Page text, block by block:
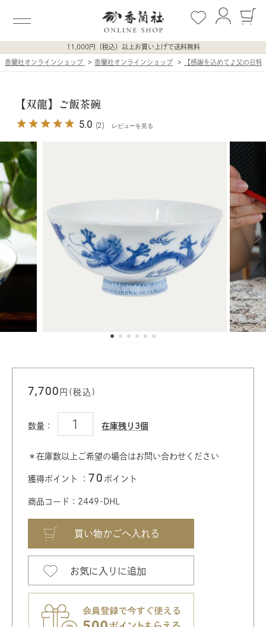
11,000円（税込）以上お買い上げで送料無料
香蘭社オンラインショップ 香蘭社オンラインショップ 【感謝を込めて♪父の日特
【双龍】ご飯茶碗
5.0 (2) レビューを見る
7,700 円(税込)
数量： 在庫残り3個
＊在庫数以上ご希望の場合はお問い合わせください
獲得ポイント ： 70 ポイント
商品コード：2449-DHL
お気に入りに追加